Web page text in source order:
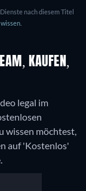
nach diesem Titel
KAUFEN,
legal im
wissen möchtest,
auf 'Kostenlos'